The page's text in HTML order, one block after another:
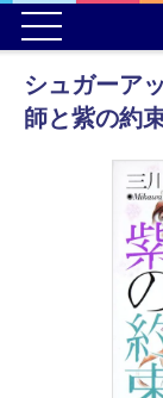
シュガーア
師と紫の約